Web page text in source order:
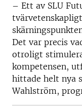
– Ett av SLU
Det var precis
otroligt
kompetensen,
hittade helt nya
Wahlström,